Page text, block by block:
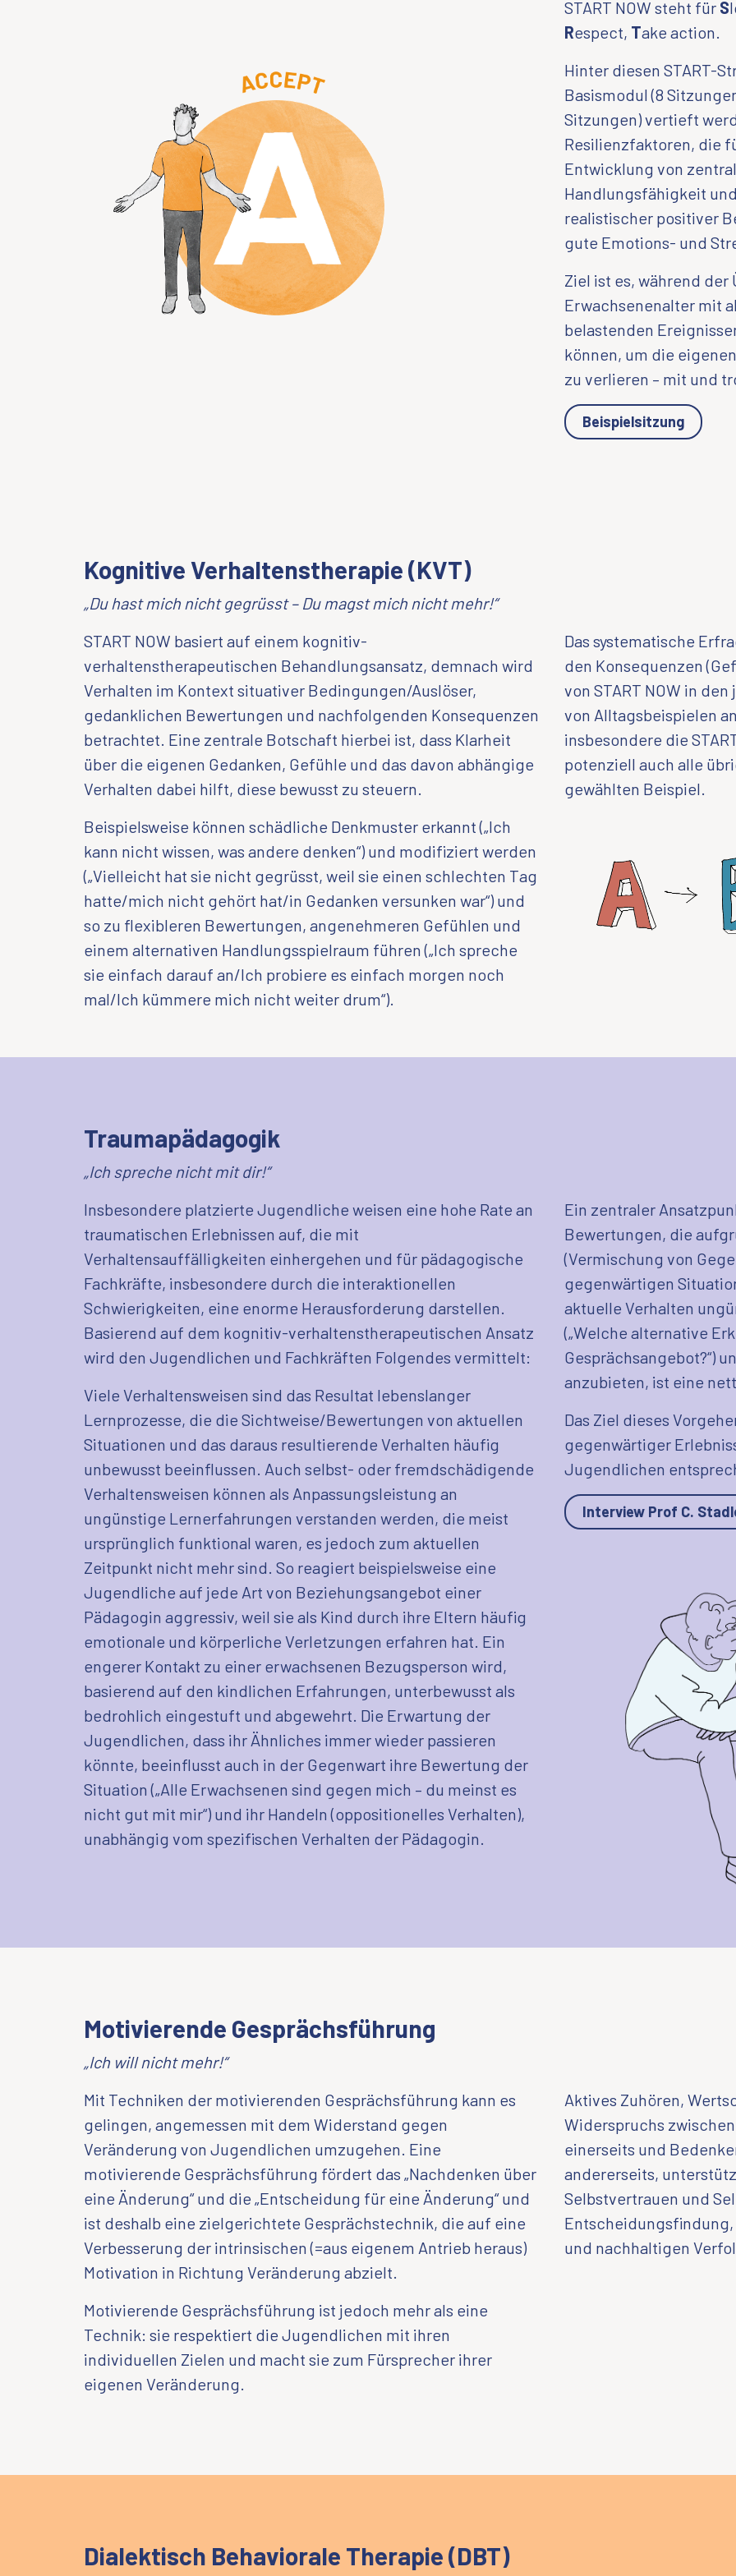
START NOW steht für S
Respect, Take action.
Hinter diesen START-
Basismodul (8
Sitzungen) vertieft
Resilienzfaktoren, die
Entwicklung von
Handlungsfähigkeit
realistischer positiver
gute Emotions- und
Ziel ist es, während der
Erwachsenenalter mit
belastenden
können, um die
zu verlieren – mit und
Beispielsitzung
Kognitive Verhaltenstherapie (KVT)
„Du hast mich nicht gegrüsst – Du magst mich nicht mehr!“
START NOW basiert auf einem kognitiv-
verhaltenstherapeutischen Behandlungsansatz, demnach wird
Verhalten im Kontext situativer Bedingungen/Auslöser,
gedanklichen Bewertungen und nachfolgenden Konsequenzen
betrachtet. Eine zentrale Botschaft hierbei ist, dass Klarheit
über die eigenen Gedanken, Gefühle und das davon abhängige
Verhalten dabei hilft, diese bewusst zu steuern.
Beispielsweise können schädliche Denkmuster erkannt („Ich
kann nicht wissen, was andere denken“) und modifiziert werden
(„Vielleicht hat sie nicht gegrüsst, weil sie einen schlechten Tag
hatte/mich nicht gehört hat/in Gedanken versunken war“) und
so zu flexibleren Bewertungen, angenehmeren Gefühlen und
einem alternativen Handlungsspielraum führen („Ich spreche
sie einfach darauf an/Ich probiere es einfach morgen noch
mal/Ich kümmere mich nicht weiter drum“).
Das systematische
den Konsequenzen
von START NOW in
von Alltagsbeispielen
insbesondere die
potenziell auch alle
gewählten Beispiel.
Traumapädagogik
„Ich spreche nicht mit dir!“
Insbesondere platzierte Jugendliche weisen eine hohe Rate an
traumatischen Erlebnissen auf, die mit
Verhaltensauffälligkeiten einhergehen und für pädagogische
Fachkräfte, insbesondere durch die interaktionellen
Schwierigkeiten, eine enorme Herausforderung darstellen.
Basierend auf dem kognitiv-verhaltenstherapeutischen Ansatz
wird den Jugendlichen und Fachkräften Folgendes vermittelt:
Viele Verhaltensweisen sind das Resultat lebenslanger
Lernprozesse, die die Sichtweise/Bewertungen von aktuellen
Situationen und das daraus resultierende Verhalten häufig
unbewusst beeinflussen. Auch selbst- oder fremdschädigende
Verhaltensweisen können als Anpassungsleistung an
ungünstige Lernerfahrungen verstanden werden, die meist
ursprünglich funktional waren, es jedoch zum aktuellen
Zeitpunkt nicht mehr sind. So reagiert beispielsweise eine
Jugendliche auf jede Art von Beziehungsangebot einer
Pädagogin aggressiv, weil sie als Kind durch ihre Eltern häufig
emotionale und körperliche Verletzungen erfahren hat. Ein
engerer Kontakt zu einer erwachsenen Bezugsperson wird,
basierend auf den kindlichen Erfahrungen, unterbewusst als
bedrohlich eingestuft und abgewehrt. Die Erwartung der
Jugendlichen, dass ihr Ähnliches immer wieder passieren
könnte, beeinflusst auch in der Gegenwart ihre Bewertung der
Situation („Alle Erwachsenen sind gegen mich – du meinst es
nicht gut mit mir“) und ihr Handeln (oppositionelles Verhalten),
unabhängig vom spezifischen Verhalten der Pädagogin.
Ein zentraler
Bewertungen, die
(Vermischung von
gegenwärtigen
aktuelle Verhalten
(„Welche alternative
Gesprächsangebot?“)
anzubieten, ist eine
Das Ziel dieses
gegenwärtiger
Jugendlichen
Interview Prof C.
Motivierende Gesprächsführung
„Ich will nicht mehr!“
Mit Techniken der motivierenden Gesprächsführung kann es
gelingen, angemessen mit dem Widerstand gegen
Veränderung von Jugendlichen umzugehen. Eine
motivierende Gesprächsführung fördert das „Nachdenken über
eine Änderung“ und die „Entscheidung für eine Änderung“ und
ist deshalb eine zielgerichtete Gesprächstechnik, die auf eine
Verbesserung der intrinsischen (=aus eigenem Antrieb heraus)
Motivation in Richtung Veränderung abzielt.
Motivierende Gesprächsführung ist jedoch mehr als eine
Technik: sie respektiert die Jugendlichen mit ihren
individuellen Zielen und macht sie zum Fürsprecher ihrer
eigenen Veränderung.
Aktives Zuhören,
Widerspruchs
einerseits und
andererseits,
Selbstvertrauen und
und nachhaltigen
Dialektisch Behaviorale Therapie (DBT)